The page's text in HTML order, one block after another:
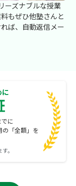
ーズナブルな授業
もぜひ他塾さんと
ば、自動返信メー
に
の「全額」を
。